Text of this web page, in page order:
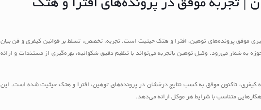
| تجربه موفق در پرونده‌های افترا و هتک
موفق پرونده‌های توهین، افترا و هتک حیثیت است. تجربه، تخصص، تسلط بر قوانین کیفری و فن بیان
به شمار می‌رود. وکیل توهین باتجربه می‌تواند با تنظیم دقیق شکوائیه، بهره‌گیری از مستندات و ارائه
کیفری، تاکنون موفق به کسب نتایج درخشان در پرونده‌های توهین، افترا و هتک حیثیت شده است. این
متناسب با شرایط هر موکل ارائه می‌دهد.